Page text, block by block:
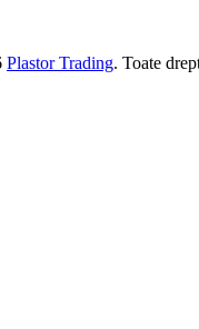
Plastor Trading. Toate